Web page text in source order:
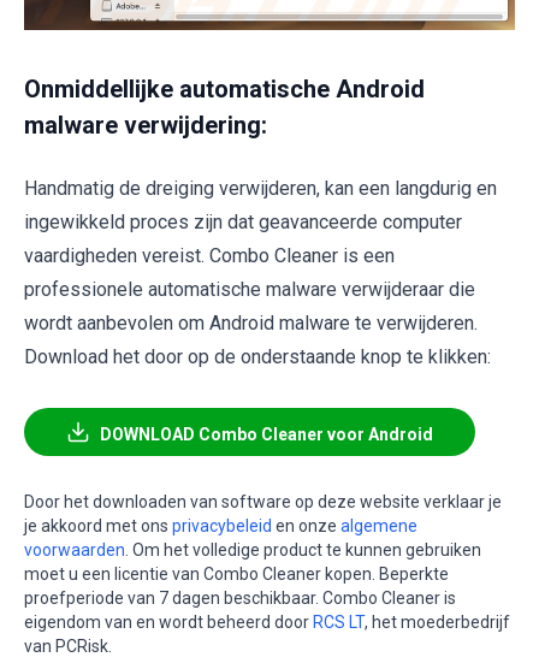
Onmiddellijke automatische Android
malware verwijdering:
Handmatig de dreiging verwijderen, kan een langdurig en
ingewikkeld proces zijn dat geavanceerde computer
vaardigheden vereist. Combo Cleaner is een
professionele automatische malware verwijderaar die
wordt aanbevolen om Android malware te verwijderen.
Download het door op de onderstaande knop te klikken:
DOWNLOAD Combo Cleaner voor Android
Door het downloaden van software op deze website verklaar je
je akkoord met ons privacybeleid en onze algemene
voorwaarden . Om het volledige product te kunnen gebruiken
moet u een licentie van Combo Cleaner kopen. Beperkte
proefperiode van 7 dagen beschikbaar. Combo Cleaner is
eigendom van en wordt beheerd door RCS LT, het moederbedrijf
van PCRisk.